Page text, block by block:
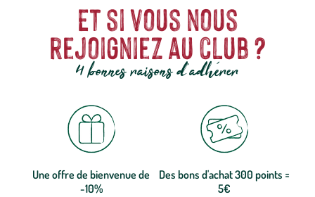
Et si vous nous
rejoigniez au club ?
4 bonnes raisons d'adhérer
Une offre de bienvenue de
-10%
Des bons d'achat 300 points =
5€